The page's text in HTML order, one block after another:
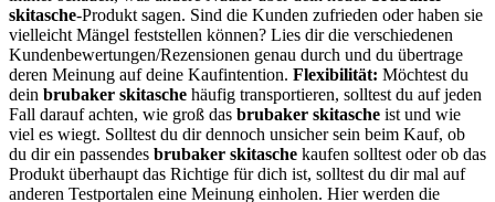
skitasche-Produkt sagen. Sind die Kunden zufrieden oder haben sie
vielleicht Mängel feststellen können? Lies dir die verschiedenen
Kundenbewertungen/Rezensionen genau durch und du übertrage
deren Meinung auf deine Kaufintention. Flexibilität: Möchtest du
dein brubaker skitasche häufig transportieren, solltest du auf jeden
Fall darauf achten, wie groß das brubaker skitasche ist und wie
viel es wiegt. Solltest du dir dennoch unsicher sein beim Kauf, ob
du dir ein passendes brubaker skitasche kaufen solltest oder ob das
Produkt überhaupt das Richtige für dich ist, solltest du dir mal auf
anderen Testportalen eine Meinung einholen. Hier werden die